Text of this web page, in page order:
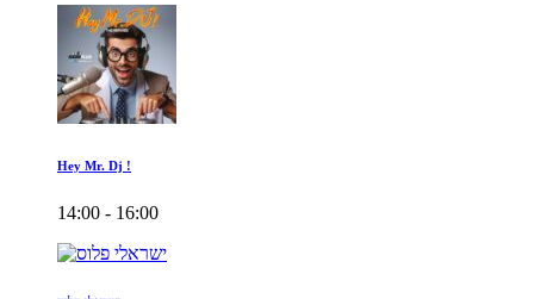
Hey Mr. Dj !
14:00 - 16:00